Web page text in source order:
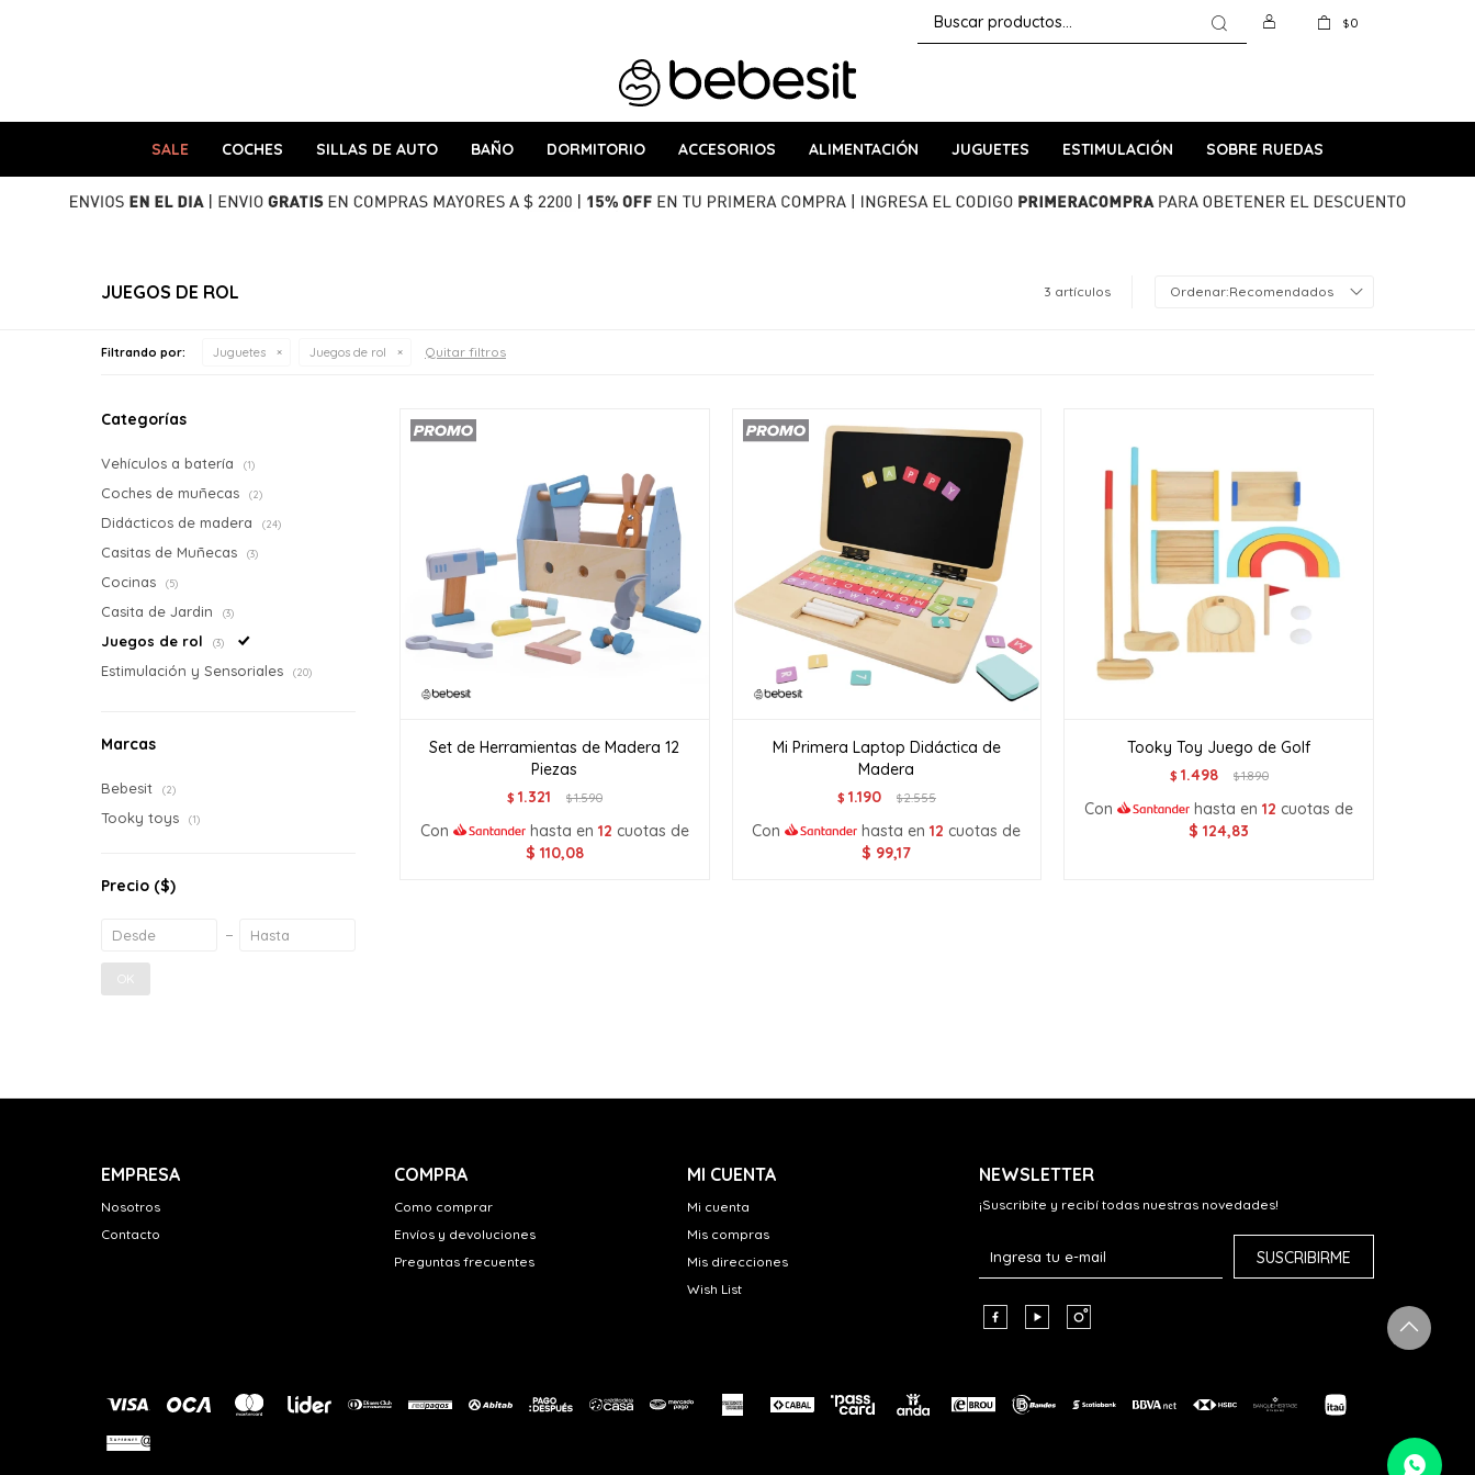
SALE COCHES SILLAS DE AUTO BAÑO DORMITORIO ACCESORIOS ALIMENTACIÓN JUGUETES ESTIMULACIÓN SOBRE RUEDAS
$0
JUEGOS DE ROL 3 artículos Recomendados
Filtrando por: Juguetes Juegos de rol Quitar filtros
Set de Herramientas de Madera 12
Piezas
$ 1.321 $1.590
Con hasta en 12 cuotas de
$ 110,08
Mi Primera Laptop Didáctica de
Madera
$ 1.190 $2.555
Con hasta en12 cuotas de
$ 99,17
Tooky Toy Juego de Golf
$ 1.498 $1.890
Con hasta en12 cuotas de
$ 124,83
Categorías
Vehículos a batería (1)
Coches de muñecas (2)
Didácticos de madera (24)
Casitas de Muñecas (3)
Cocinas (5)
Casita de Jardin (3)
Juegos de rol (3)
Estimulación y Sensoriales (20)
Marcas
Bebesit (2)
Tooky toys (1)
Precio ($)
OK
EMPRESA
Nosotros
Contacto
COMPRA
Como comprar
Envíos y devoluciones
Preguntas frecuentes
MI CUENTA
Mi cuenta
Mis compras
Mis direcciones
Wish List
NEWSLETTER
¡Suscribite y recibí todas nuestras novedades!
SUSCRIBIRME
  